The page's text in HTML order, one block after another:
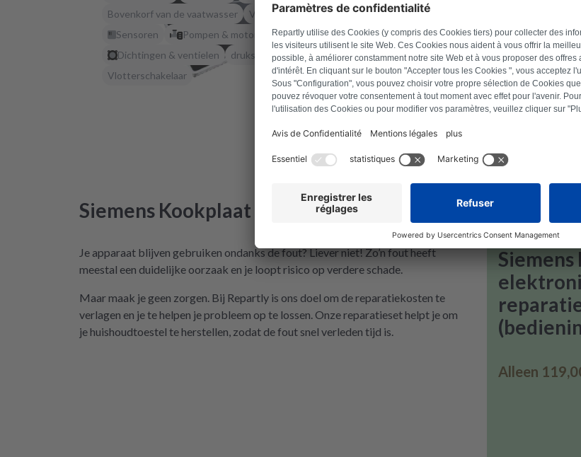
Bovenkorf van de vaatwasser
Vaatwasser onderkorf
Sensoren
Pompen & motoren
Dichtingen & ventielen
drukswitch
Vlotterschakelaar
Siemens Kookplaat oplossen
Je apparaat blijven gebruiken ondanks de fout? Liever niet! Zo’n fout heeft
meestal een duidelijke oorzaak en je loopt risico op verdere schade.
Maar maak je geen zorgen. Bij Repartly is ons doel om de reparatiekosten te
verlagen en je te helpen je probleem op te lossen. Onze reparatieset helpt je om
je huishoudtoestel te herstellen, zodat de fout snel verleden tijd is.
Siemens
Alleen